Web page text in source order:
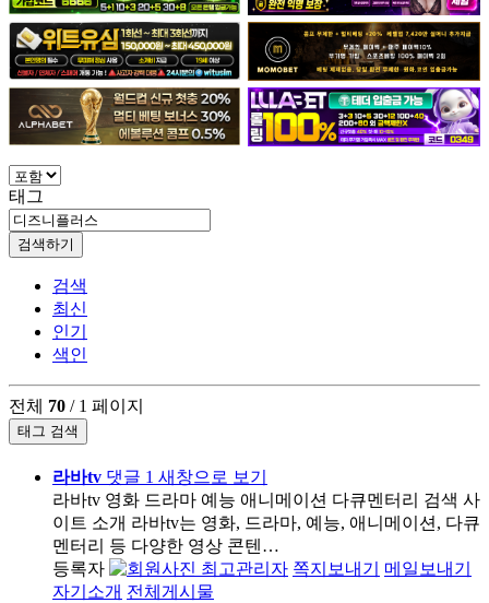
태그
검색하기
검색
최신
인기
색인
전체 70 / 1 페이지
태그 검색
라바tv 댓글 1 새창으로 보기
라바tv 영화 드라마 예능 애니메이션 다큐멘터리 검색 사
이트 소개 라바tv는 영화, 드라마, 예능, 애니메이션, 다큐
멘터리 등 다양한 영상 콘텐…
등록자
최고관리자 쪽지보내기
메일보내기
자기소개 전체게시물